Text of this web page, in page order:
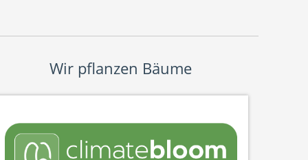
Wir pflanzen Bäume